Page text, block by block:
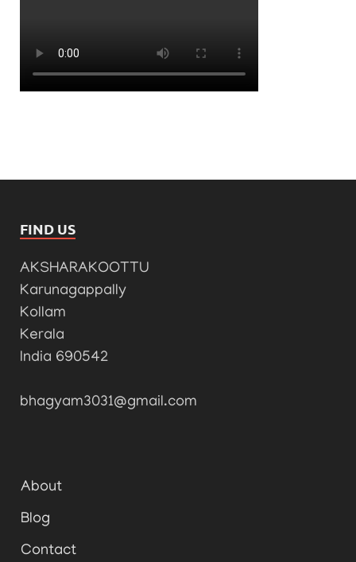
FIND US
AKSHARAKOOTTU
Karunagappally
Kollam
Kerala
India 690542
bhagyam3031@gmail.com
About
Blog
Contact